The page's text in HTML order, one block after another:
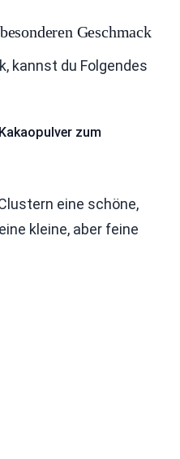
Geschmack
kannst du Folgendes
zum
eine schöne,
kleine, aber feine